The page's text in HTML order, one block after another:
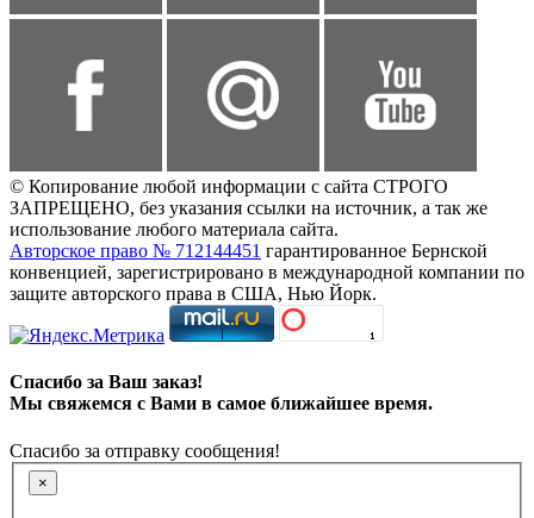
© Копирование любой информации с сайта СТРОГО
ЗАПРЕЩЕНО, без указания ссылки на источник, а так же
использование любого материала сайта.
Авторское право № 712144451 гарантированное Бернской
конвенцией, зарегистрировано в международной компании по
защите авторского права в США, Нью Йорк.
Спасибо за Ваш заказ!
Мы свяжемся с Вами в самое ближайшее время.
Спасибо за отправку сообщения!
×